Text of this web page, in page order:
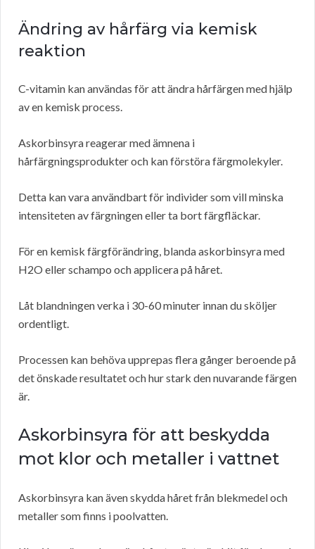
Ändring av hårfärg via kemisk
reaktion
C-vitamin kan användas för att ändra hårfärgen med hjälp
av en kemisk process.
Askorbinsyra reagerar med ämnena i
hårfärgningsprodukter och kan förstöra färgmolekyler.
Detta kan vara användbart för individer som vill minska
intensiteten av färgningen eller ta bort färgfläckar.
För en kemisk färgförändring, blanda askorbinsyra med
H2O eller schampo och applicera på håret.
Låt blandningen verka i 30-60 minuter innan du sköljer
ordentligt.
Processen kan behöva upprepas flera gånger beroende på
det önskade resultatet och hur stark den nuvarande färgen
är.
Askorbinsyra för att beskydda
mot klor och metaller i vattnet
Askorbinsyra kan även skydda håret från blekmedel och
metaller som finns i poolvatten.